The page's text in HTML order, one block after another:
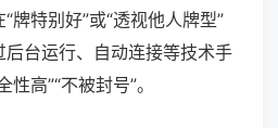
牌特别好”或“透视他人牌型”
台运行、自动连接等技术手
高”“不被封号”。